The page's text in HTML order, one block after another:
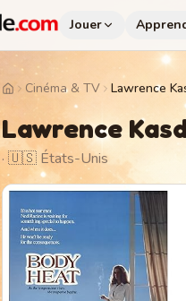
Jouer
HomeCinéma & TV Lawrence
Lawrence
· 🇺🇸 États-Unis